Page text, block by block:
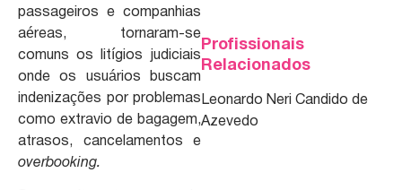
passageiros e companhias
aéreas, tornaram-se
comuns os litígios judiciais
onde os usuários buscam
indenizações por problemas
como extravio de bagagem,
atrasos, cancelamentos e
overbooking.
Profissionais
Relacionados
Leonardo Neri Candido de
Azevedo